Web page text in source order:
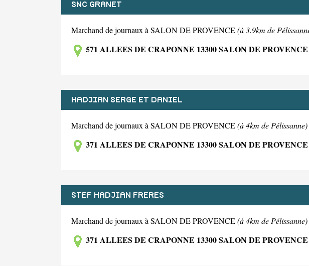
SNC GRANET
Marchand de journaux à SALON DE PROVENCE(à 3.9km de
571 ALLEES DE CRAPONNE 13300 SALON DE PROVENCE
HADJIAN SERGE ET DANIEL
Marchand de journaux à SALON DE PROVENCE(à 4km de Pélissanne)
371 ALLEES DE CRAPONNE 13300 SALON DE PROVENCE
STEF HADJIAN FRERES
Marchand de journaux à SALON DE PROVENCE(à 4km de Pélissanne)
371 ALLEES DE CRAPONNE 13300 SALON DE PROVENCE